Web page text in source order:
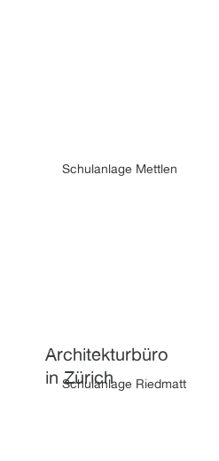
Schulanlage Mettlen
Architekturbüro
in Zürich
Schulanlage Riedmatt